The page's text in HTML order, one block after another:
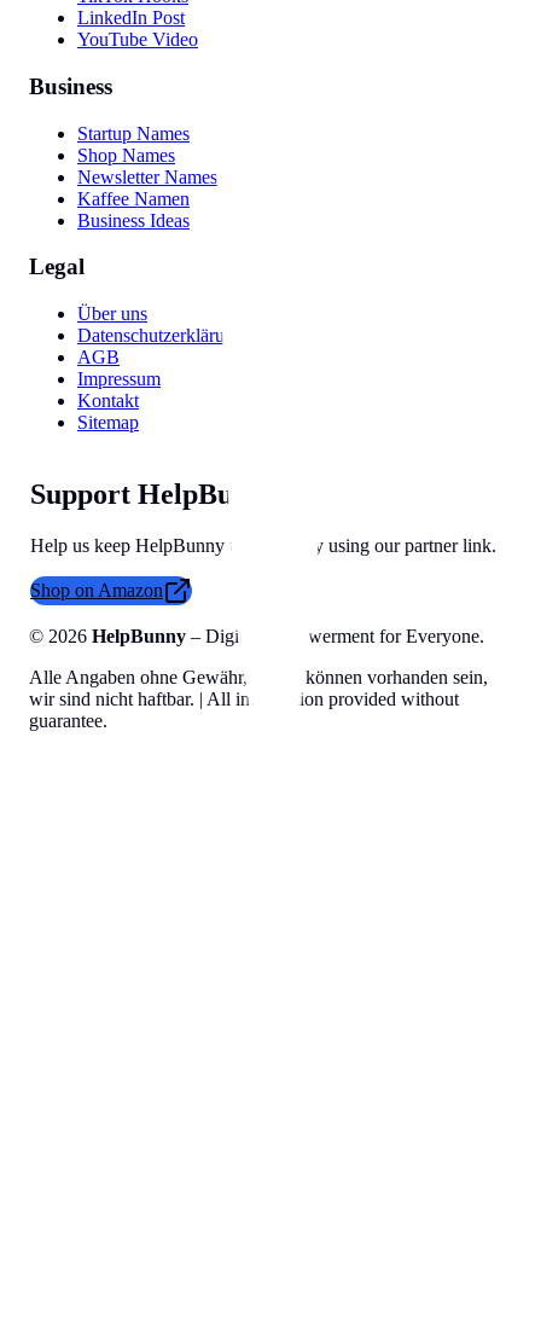
LinkedIn Post
YouTube Video
Business
Startup Names
Shop Names
Newsletter Names
Kaffee Namen
Business Ideas
Legal
Über uns
Datenschutzerklärung
AGB
Impressum
Kontakt
Sitemap
Support HelpBunny
Help us keep HelpBunny tools free by using our partner link.
Shop on Amazon
© 2026 HelpBunny – Digital Empowerment for Everyone.
Alle Angaben ohne Gewähr, Fehler können vorhanden sein,
wir sind nicht haftbar. | All information provided without
guarantee.